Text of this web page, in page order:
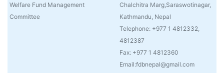
Welfare Fund Management
Committee
Chalchitra Marg,Saraswotinagar,
Kathmandu, Nepal
Telephone: +977 1 4812332,
4812387
Fax: +977 1 4812360
Email:fdbnepal@gmail.com